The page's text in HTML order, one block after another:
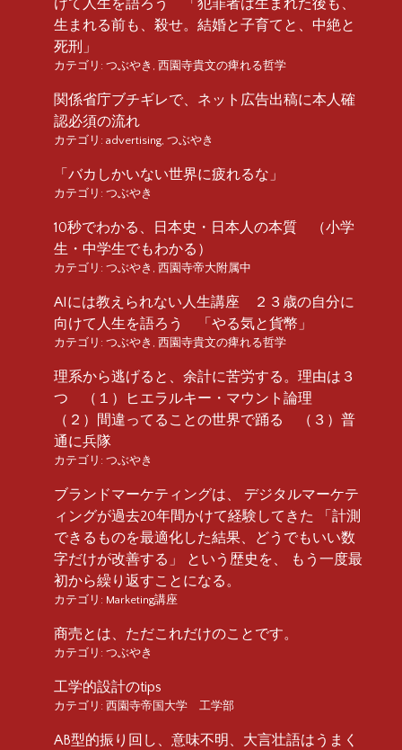
けて人生を語ろう 「犯罪者は生まれた後も、
生まれる前も、殺せ。結婚と子育てと、中絶と
死刑」
カテゴリ: つぶやき , 西園寺貴文の痺れる哲学
関係省庁ブチギレで、ネット広告出稿に本人確
認必須の流れ
カテゴリ: advertising, つぶやき
「バカしかいない世界に疲れるな」
カテゴリ: つぶやき
10秒でわかる、日本史・日本人の本質 （小学
生・中学生でもわかる）
カテゴリ: つぶやき , 西園寺帝大附属中
AIには教えられない人生講座 ２３歳の自分に
向けて人生を語ろう 「やる気と貨幣」
カテゴリ: つぶやき , 西園寺貴文の痺れる哲学
理系から逃げると、余計に苦労する。理由は３
つ （１）ヒエラルキー・マウント論理
（２）間違ってることの世界で踊る （３）普
通に兵隊
カテゴリ: つぶやき
ブランドマーケティングは、 デジタルマーケテ
ィングが過去20年間かけて経験してきた 「計測
できるものを最適化した結果、どうでもいい数
字だけが改善する」 という歴史を、 もう一度最
初から繰り返すことになる。
カテゴリ: Marketing講座
商売とは、ただこれだけのことです。
カテゴリ: つぶやき
工学的設計のtips
カテゴリ: 西園寺帝国大学 工学部
AB型的振り回し、意味不明、大言壮語はうまく